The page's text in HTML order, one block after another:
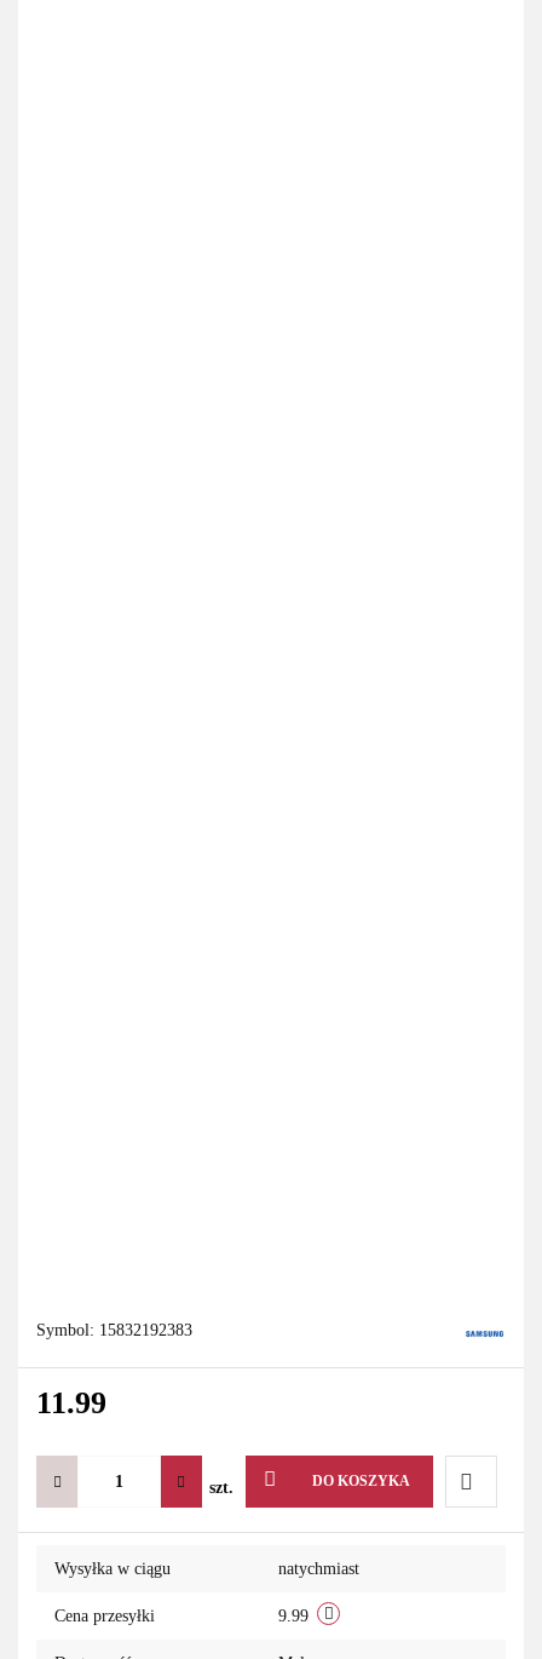
Symbol: 15832192383
11.99
szt. DO KOSZYKA
Do
Wysyłka w ciągu natychmiast
Cena przesyłki 9.99